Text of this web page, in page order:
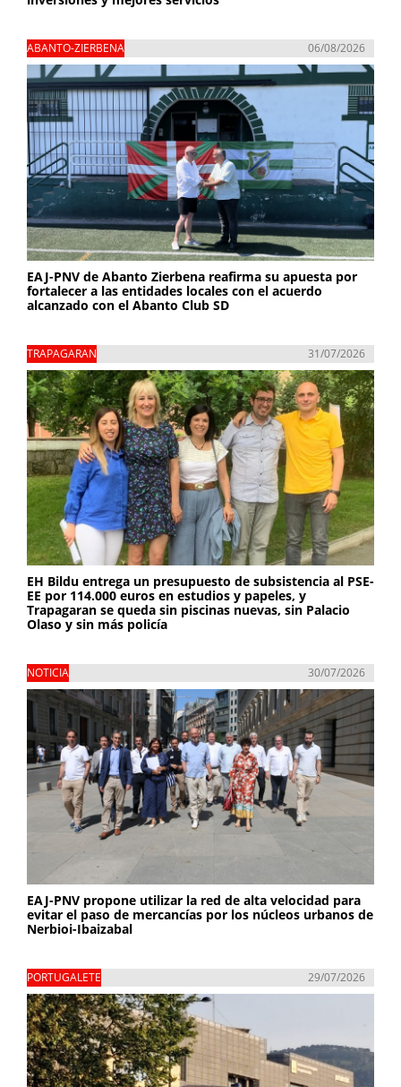
ABANTO-ZIERBENA 06/08/2026
EAJ-PNV de Abanto Zierbena reafirma su apuesta por
fortalecer a las entidades locales con el acuerdo
alcanzado con el Abanto Club SD
TRAPAGARAN 31/07/2026
EH Bildu entrega un presupuesto de subsistencia al PSE-
EE por 114.000 euros en estudios y papeles, y
Trapagaran se queda sin piscinas nuevas, sin Palacio
Olaso y sin más policía
NOTICIA 30/07/2026
EAJ-PNV propone utilizar la red de alta velocidad para
evitar el paso de mercancías por los núcleos urbanos de
Nerbioi-Ibaizabal
PORTUGALETE 29/07/2026